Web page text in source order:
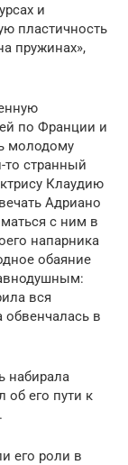
и
пластичность
пружинах»,
по Франции и
молодому
то странный
Клаудию
Адриано
с ним в
напарника
обаяние
вся
обвенчалась в
набирала
об его пути к
его роли в